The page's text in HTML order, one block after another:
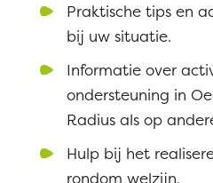
Praktische tips en
bij uw situatie.
Informatie over
ondersteuning in
Radius als op
Hulp bij het
rondom welzijn.